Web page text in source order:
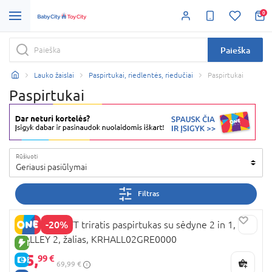
0
Paieška
Lauko žaislai Paspirtukai, riedlentės, riedučiai Paspirtukai
Paspirtukai
Rūšiuoti
Geriausi pasiūlymai
Filtras
-20%
NAUJA PREKĖ
E-KAINA
KINDERKRAFT triratis paspirtukas su sėdyne 2 in 1,
HALLEY 2, žalias, KRHALL02GRE0000
55,99 €
69,99 €